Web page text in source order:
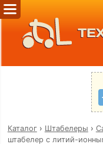
Каталог› Штабелеры ›
штабелер с литий-